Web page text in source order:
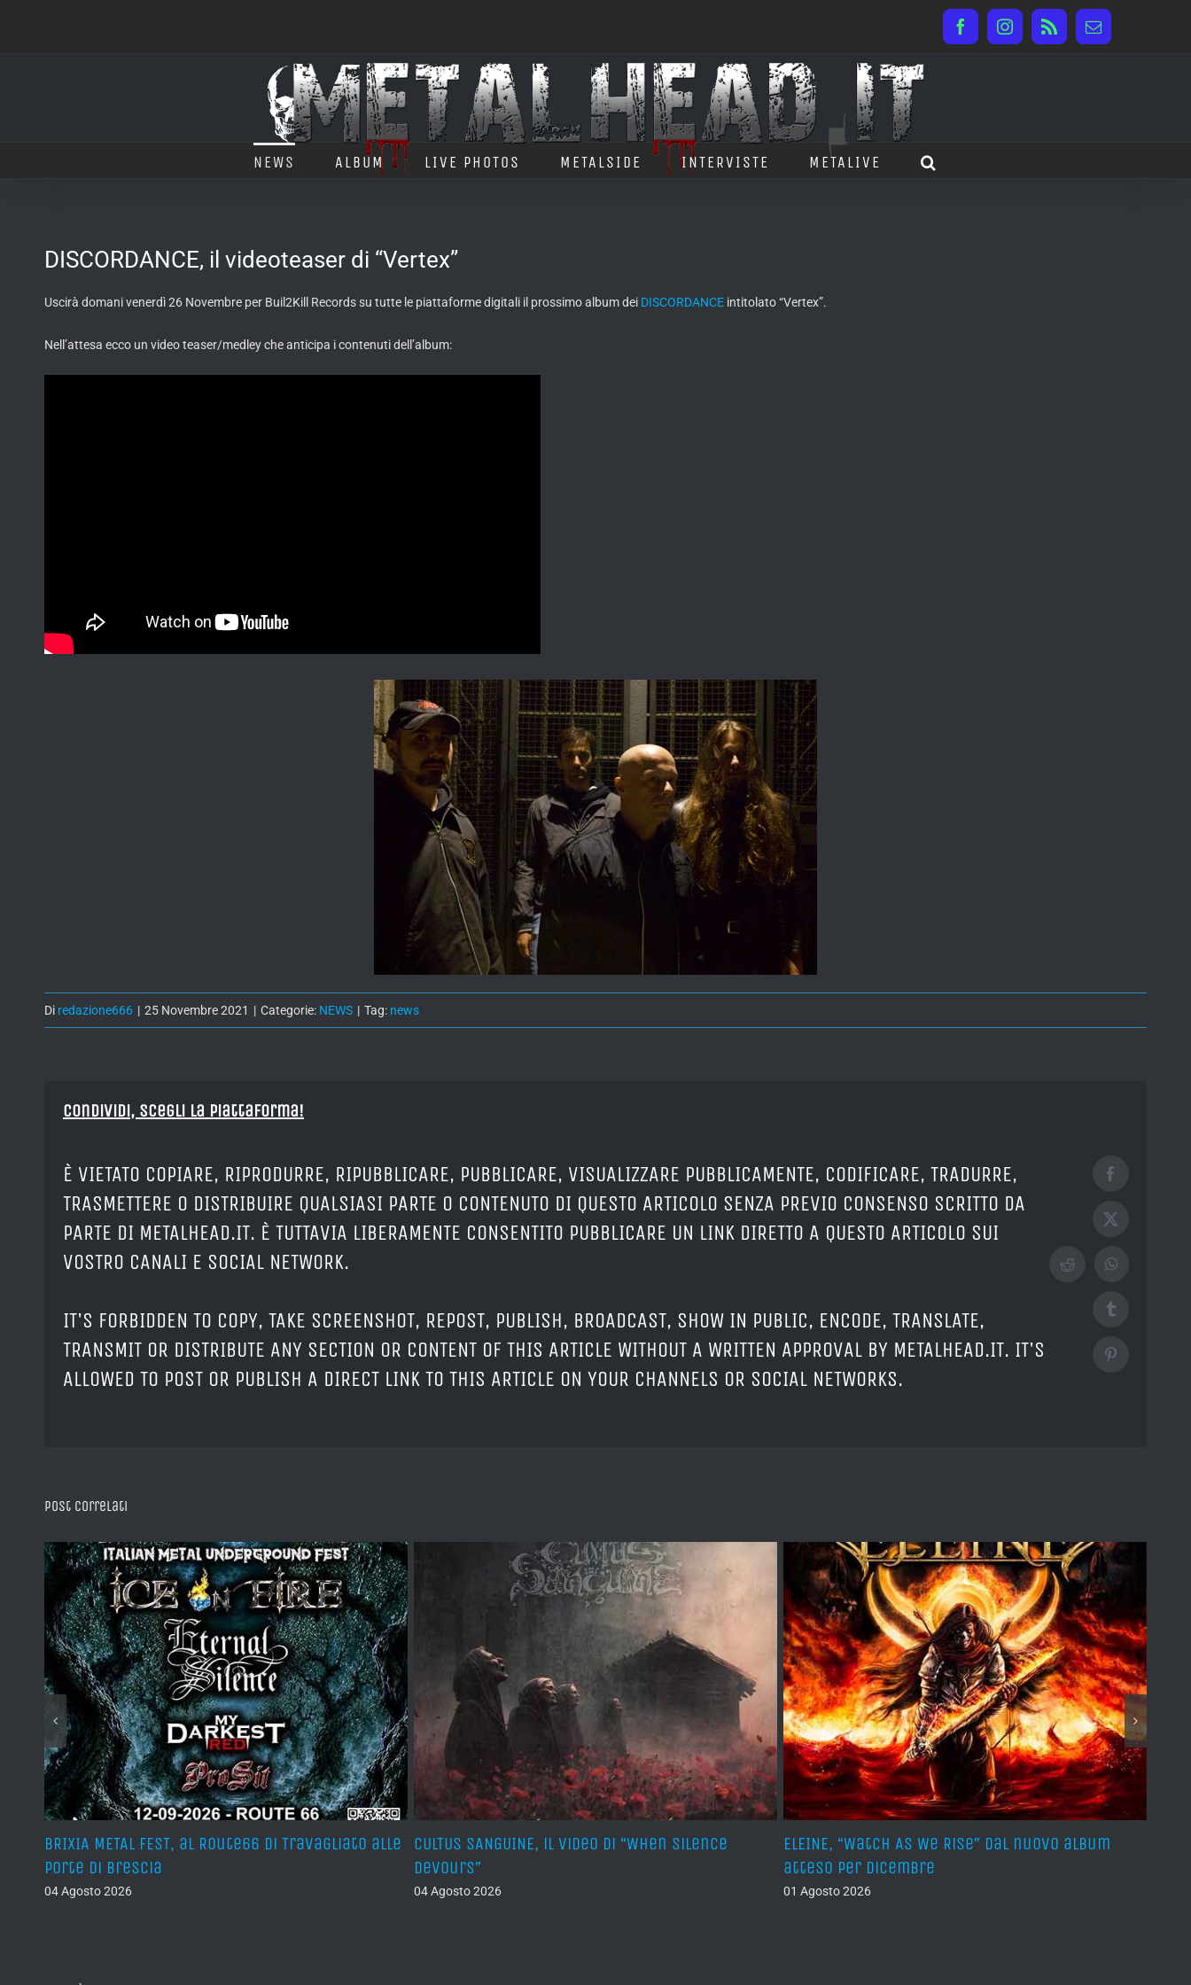
FacebookInstagram
Rss Email
NEWS ALBUM LIVE PHOTOS METALSIDE INTERVISTE METALIVE
DISCORDANCE, il videoteaser di “Vertex”
Uscirà domani venerdì 26 Novembre per Buil2Kill Records su tutte le piattaforme digitali il prossimo album dei DISCORDANCE intitolato “Vertex”.
Nell’attesa ecco un video teaser/medley che anticipa i contenuti dell’album:
Di redazione666 | 25 Novembre 2021 | Categorie: NEWS | Tag: news
Condividi, Scegli la piattaforma!
È VIETATO COPIARE, RIPRODURRE, RIPUBBLICARE, PUBBLICARE, VISUALIZZARE PUBBLICAMENTE, CODIFICARE, TRADURRE,
TRASMETTERE O DISTRIBUIRE QUALSIASI PARTE O CONTENUTO DI QUESTO ARTICOLO SENZA PREVIO CONSENSO SCRITTO DA
PARTE DI METALHEAD.IT. È TUTTAVIA LIBERAMENTE CONSENTITO PUBBLICARE UN LINK DIRETTO A QUESTO ARTICOLO SUI
VOSTRO CANALI E SOCIAL NETWORK.
IT'S FORBIDDEN TO COPY, TAKE SCREENSHOT, REPOST, PUBLISH, BROADCAST, SHOW IN PUBLIC, ENCODE, TRANSLATE,
TRANSMIT OR DISTRIBUTE ANY SECTION OR CONTENT OF THIS ARTICLE WITHOUT A WRITTEN APPROVAL BY METALHEAD.IT. IT'S
ALLOWED TO POST OR PUBLISH A DIRECT LINK TO THIS ARTICLE ON YOUR CHANNELS OR SOCIAL NETWORKS.
Facebook
X
RedditWhatsApp
Tumblr
Pinterest
Post correlati
BRIXIA METAL FEST, al Route66 di Travagliato alle
porte di Brescia
04 Agosto 2026
CULTUS SANGUINE, il video di “When Silence
Devours”
04 Agosto 2026
ELEINE, “Watch As We Rise” dal nuovo album
atteso per dicembre
01 Agosto 2026